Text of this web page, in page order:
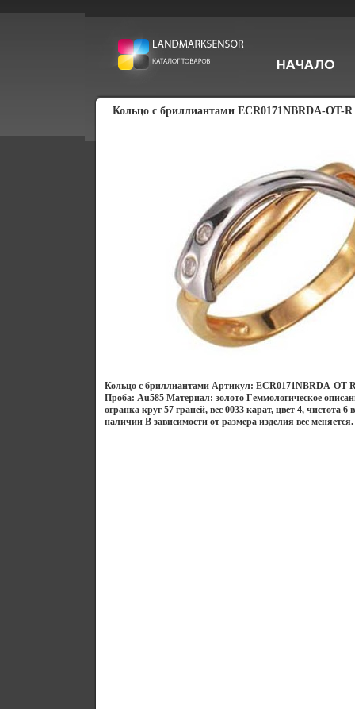
Кольцо с бриллиантами ECR0171NBRDA-OT-R
Кольцо с бриллиантами Артикул: ECR0171NBRDA-OT-
Проба: Au585 Материал: золото Гeммологическое
огранка круг 57 граней, вес 0033 карат, цвет 4, чистота
наличии В зависимости от размера изделия вес меняется.